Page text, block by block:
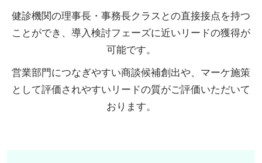
健診機関の理事長・事務長クラスとの直接接点を持つ
ことができ、導入検討フェーズに近いリードの獲得が
可能です。
営業部門につなぎやすい商談候補創出や、マーケ施策
として評価されやすいリードの質がご評価いただいて
おります。